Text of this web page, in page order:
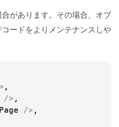
があります。その場合、オブ
ードをよりメンテナンスしや
/>
/> ,